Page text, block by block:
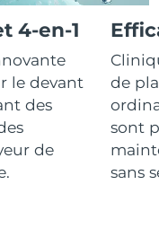
4-en-1
le devant
des
de
de
sont
sans
estimée 8/12/26
estimée 8/9/26